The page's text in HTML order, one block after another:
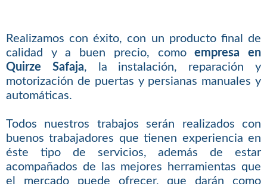
Realizamos con éxito, con un producto final de
calidad y a buen precio, comoempresa en
Quirze Safaja, la instalación, reparación y
motorización de puertas y persianas manuales y
automáticas.
Todos nuestros trabajos serán realizados con
buenos trabajadores que tienen experiencia en
éste tipo de servicios, además de estar
acompañados de las mejores herramientas que
el mercado puede ofrecer, que darán como